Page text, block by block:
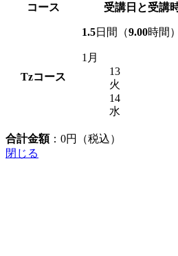
コース
受講日と受講
Tzコース
1.5日間（9.00時間）
1月
13
火
14
水
合計金額： 0円（税込）
閉じる